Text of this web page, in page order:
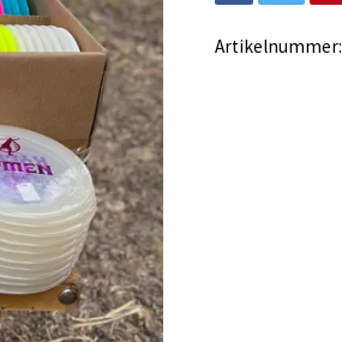
Artikelnummer: